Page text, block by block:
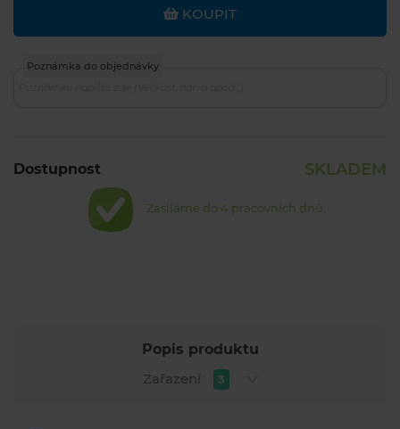
KOUPIT
Poznámka do objednávky
Dostupnost SKLADEM
Zasíláme do 4 pracovních dnů.
Popis produktu
Zařazení
3